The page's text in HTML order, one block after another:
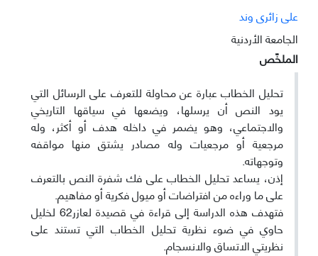
علی زائری وند
الجامعة الأردنیة
الملخّص
تحليل الخطاب عبارة عن محاولة للتعرف على الرسائل التي
يود النص أن يرسلها، ويضعها في سياقها التاريخي
والاجتماعي، وهو يضمر في داخله هدف أو أكثر، وله
مرجعية أو مرجعيات وله مصادر يشتق منها مواقفه
وتوجهاته.
إذن، يساعد تحليل الخطاب على فك شفرة النص بالتعرف
على ما وراءه من افتراضات أو ميول فكرية أو مفاهيم.
فتهدف هذه الدراسة إلى قراءة في قصيدة لعازر62 لخليل
حاوي في ضوء نظرية تحليل الخطاب التي تستند على
نظريتي الاتساق والانسجام.